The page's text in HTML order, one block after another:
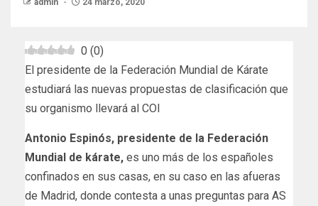
0 (0)
El presidente de la Federación Mundial de Kárate
estudiará las nuevas propuestas de clasificación que
su organismo llevará al COI
Antonio Espinós, presidente de la Federación
Mundial de kárate, es uno más de los españoles
confinados en sus casas, en su caso en las afueras
de Madrid, donde contesta a unas preguntas para AS